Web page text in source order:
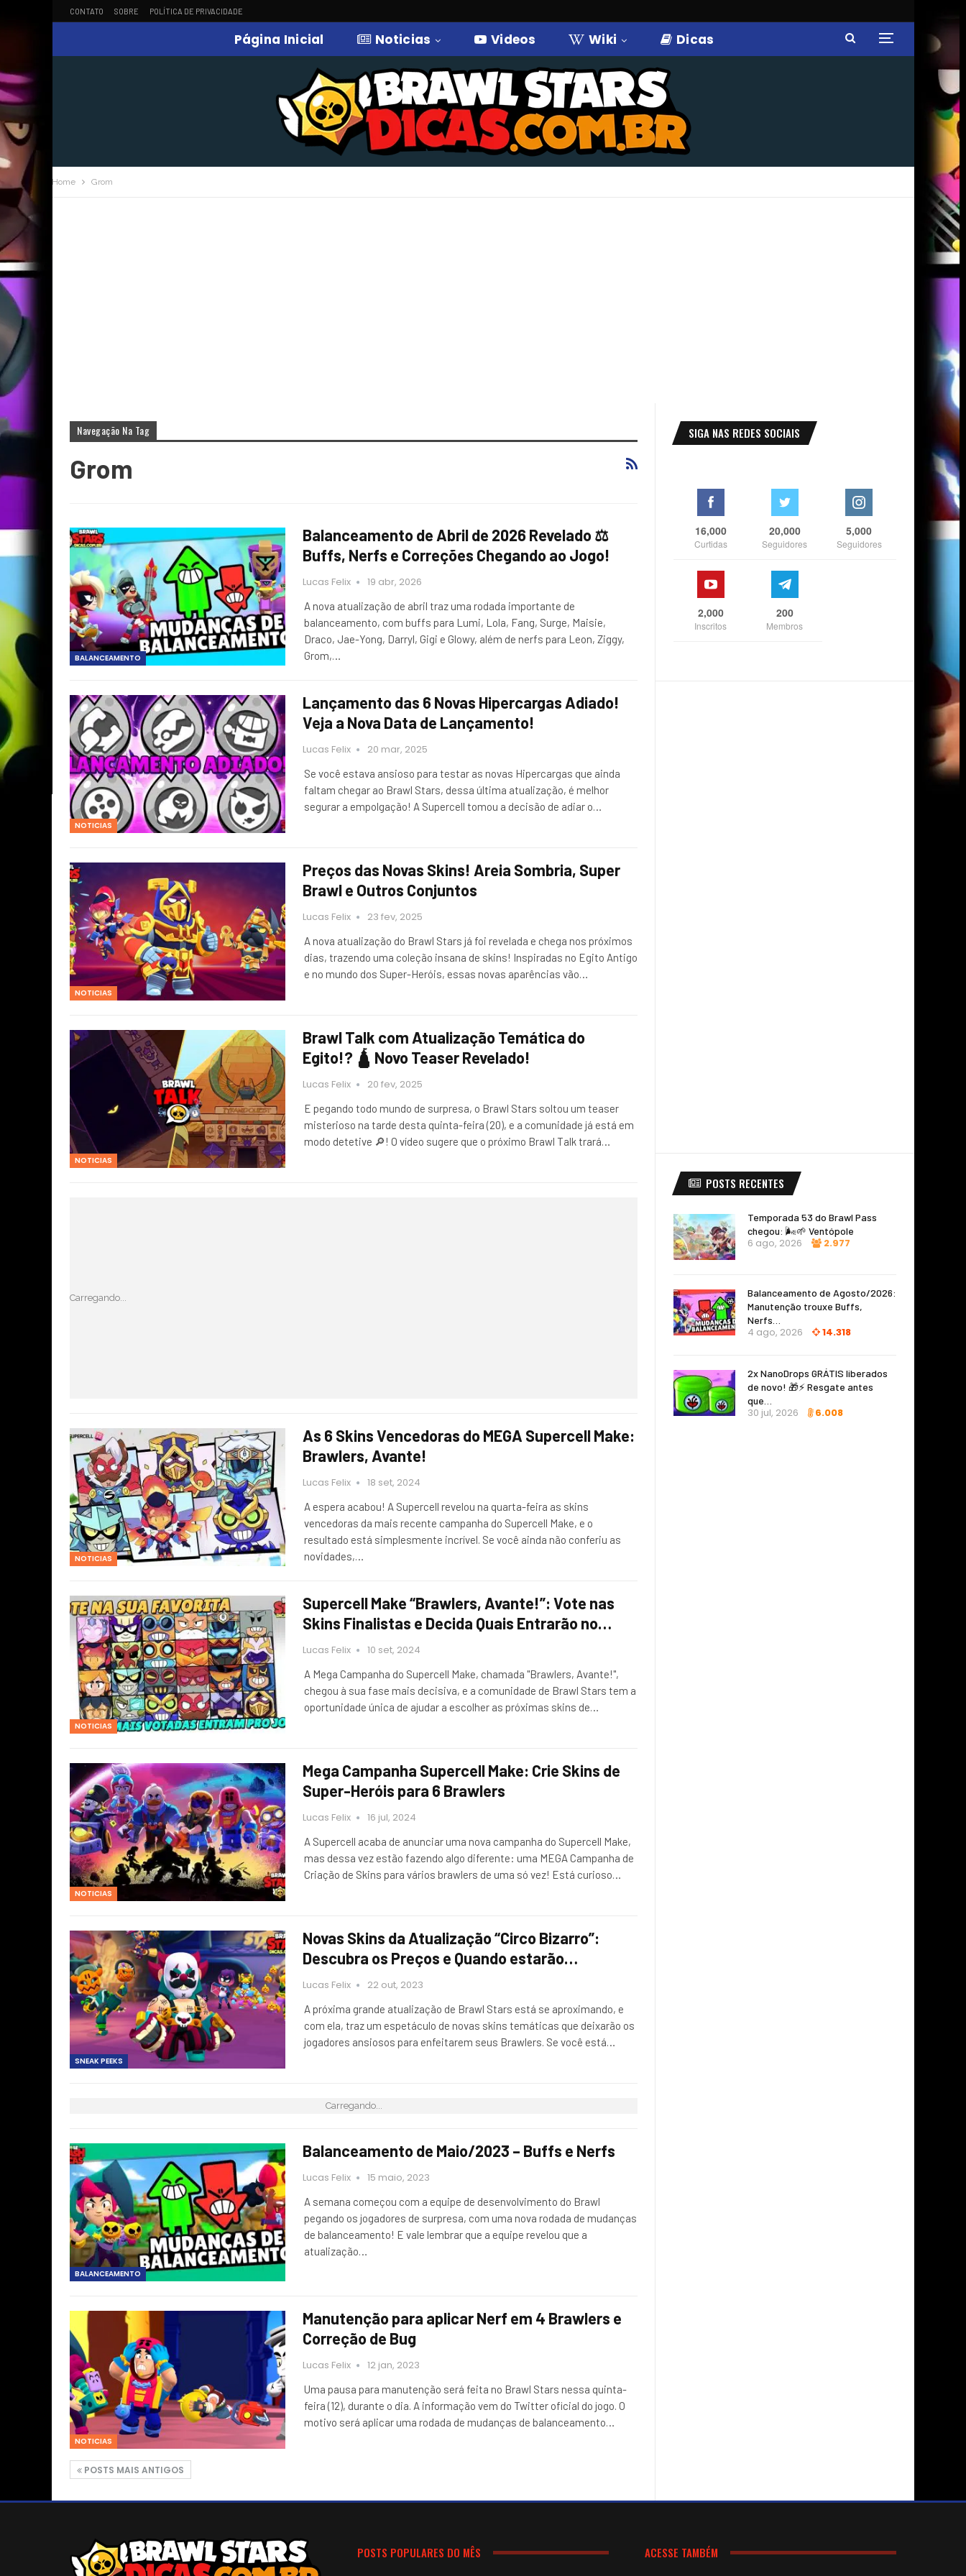
CONTATO SOBRE POLÍTICA DE PRIVACIDADE
Página Inicial Noticias Videos Wiki Dicas
Home Grom
Navegação Na Tag
Grom
BALANCEAMENTO
Balanceamento de Abril de 2026 Revelado ⚖️
Buffs, Nerfs e Correções Chegando ao Jogo!
Lucas Felix 19 abr, 2026
A nova atualização de abril traz uma rodada importante de
balanceamento, com buffs para Lumi, Lola, Fang, Surge, Maisie,
Draco, Jae-Yong, Darryl, Gigi e Glowy, além de nerfs para Leon, Ziggy,
Grom,…
NOTICIAS
Lançamento das 6 Novas Hipercargas Adiado!
Veja a Nova Data de Lançamento!
Lucas Felix 20 mar, 2025
Se você estava ansioso para testar as novas Hipercargas que ainda
faltam chegar ao Brawl Stars, dessa última atualização, é melhor
segurar a empolgação! A Supercell tomou a decisão de adiar o…
NOTICIAS
Preços das Novas Skins! Areia Sombria, Super
Brawl e Outros Conjuntos
Lucas Felix 23 fev, 2025
A nova atualização do Brawl Stars já foi revelada e chega nos próximos
dias, trazendo uma coleção insana de skins! Inspiradas no Egito Antigo
e no mundo dos Super-Heróis, essas novas aparências vão…
NOTICIAS
Brawl Talk com Atualização Temática do
Egito!? 🛕 Novo Teaser Revelado!
Lucas Felix 20 fev, 2025
E pegando todo mundo de surpresa, o Brawl Stars soltou um teaser
misterioso na tarde desta quinta-feira (20), e a comunidade já está em
modo detetive 🔎! O vídeo sugere que o próximo Brawl Talk trará…
Carregando...
NOTICIAS
As 6 Skins Vencedoras do MEGA Supercell Make:
Brawlers, Avante!
Lucas Felix 18 set, 2024
A espera acabou! A Supercell revelou na quarta-feira as skins
vencedoras da mais recente campanha do Supercell Make, e o
resultado está simplesmente incrível. Se você ainda não conferiu as
novidades,…
NOTICIAS
Supercell Make “Brawlers, Avante!”: Vote nas
Skins Finalistas e Decida Quais Entrarão no…
Lucas Felix 10 set, 2024
A Mega Campanha do Supercell Make, chamada "Brawlers, Avante!",
chegou à sua fase mais decisiva, e a comunidade de Brawl Stars tem a
oportunidade única de ajudar a escolher as próximas skins de…
NOTICIAS
Mega Campanha Supercell Make: Crie Skins de
Super-Heróis para 6 Brawlers
Lucas Felix 16 jul, 2024
A Supercell acaba de anunciar uma nova campanha do Supercell Make,
mas dessa vez estão fazendo algo diferente: uma MEGA Campanha de
Criação de Skins para vários brawlers de uma só vez! Está curioso…
SNEAK PEEKS
Novas Skins da Atualização “Circo Bizarro”:
Descubra os Preços e Quando estarão…
Lucas Felix 22 out, 2023
A próxima grande atualização de Brawl Stars está se aproximando, e
com ela, traz um espetáculo de novas skins temáticas que deixarão os
jogadores ansiosos para enfeitarem seus Brawlers. Se você está…
Carregando...
BALANCEAMENTO
Balanceamento de Maio/2023 – Buffs e Nerfs
Lucas Felix 15 maio, 2023
A semana começou com a equipe de desenvolvimento do Brawl
pegando os jogadores de surpresa, com uma nova rodada de mudanças
de balanceamento! E vale lembrar que a equipe revelou que a
atualização…
NOTICIAS
Manutenção para aplicar Nerf em 4 Brawlers e
Correção de Bug
Lucas Felix 12 jan, 2023
Uma pausa para manutenção será feita no Brawl Stars nessa quinta-
feira (12), durante o dia. A informação vem do Twitter oficial do jogo. O
motivo será aplicar uma rodada de mudanças de balanceamento…
POSTS MAIS ANTIGOS
SIGA NAS REDES SOCIAIS
16,000
Curtidas
20,000
Seguidores
5,000
Seguidores
2,000
Inscritos
200
Membros
POSTS RECENTES
Temporada 53 do Brawl Pass
chegou: 🌬️🌱 Ventópole
6 ago, 2026 2.977
Balanceamento de Agosto/2026:
Manutenção trouxe Buffs,
Nerfs…
4 ago, 2026 14.318
2x NanoDrops GRÁTIS liberados
de novo! 🎁⚡ Resgate antes
que…
30 jul, 2026 6.008
POSTS POPULARES DO MÊS ACESSE TAMBÉM